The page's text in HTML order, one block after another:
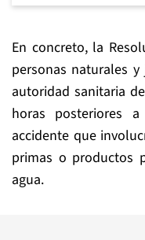
En concreto, la
personas naturales
autoridad sanitaria
horas posteriores
accidente que
primas o productos
agua.